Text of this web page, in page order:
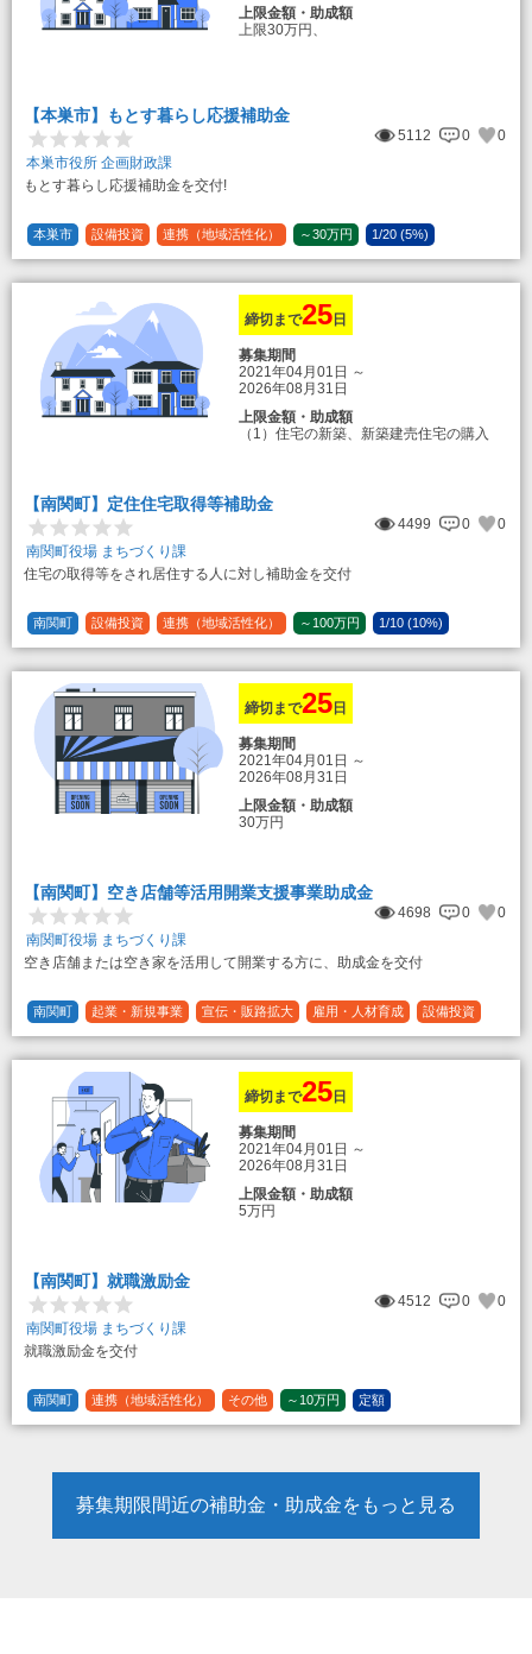
上限金額・助成額
上限30万円、
【本巣市】もとす暮らし応援補助金
5112 0
0
本巣市役所 企画財政課
もとす暮らし応援補助金を交付!
本巣市 設備投資 連携（地域活性化） ～30万円 1/20 (5%)
締切まで25 日
募集期間
2021年04月01日 ～
2026年08月31日
上限金額・助成額
（1）住宅の新築、新築建売住宅の購入
（2）中古住宅の購入 25万円
登録事業者利用の場合25万円加算（25
（3）住宅リフォーム 経費の20％の額
登録事業者利用の場合、経費の10%の
額を加算（限度額25万円） （最大で50万
円＋25万円加算＝75万円）
【南関町】定住住宅取得等補助金
4499 0
0
南関町役場 まちづくり課
住宅の取得等をされ居住する人に対し補助金を交付
南関町 設備投資 連携（地域活性化） ～100万円
1/10 (10%)
1/5 (20%)
定額
締切まで25 日
募集期間
2021年04月01日 ～
2026年08月31日
上限金額・助成額
30万円
【南関町】空き店舗等活用開業支援事業助成金
4698 0
0
南関町役場 まちづくり課
空き店舗または空き家を活用して開業する方に、助成金を交付
南関町 起業・新規事業 宣伝・販路拡大 雇用・人材育成
設備投資
運転資金
連携（地域活性化） ～30万円 1/3 (33%)
締切まで25 日
募集期間
2021年04月01日 ～
2026年08月31日
上限金額・助成額
5万円
【南関町】就職激励金
4512 0
0
南関町役場 まちづくり課
就職激励金を交付
南関町 連携（地域活性化） その他 ～10万円 定額
募集期限間近の補助金・助成金をもっと見る